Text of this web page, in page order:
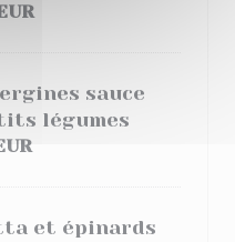
sauce
légumes
et épinards